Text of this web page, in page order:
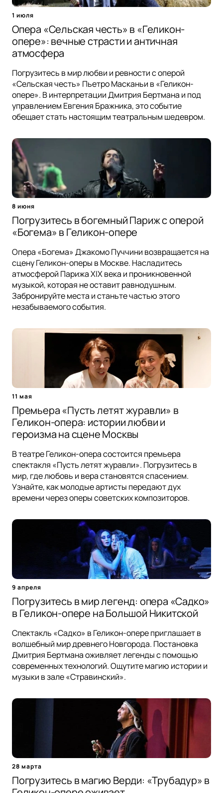
1 июля
Опера «Сельская честь» в «Геликон-
опере»: вечные страсти и античная
атмосфера
Погрузитесь в мир любви и ревности с оперой
«Сельская честь» Пьетро Масканьи в «Геликон-
опере». В интерпретации Дмитрия Бертмана и под
управлением Евгения Бражника, это событие
обещает стать настоящим театральным шедевром.
8 июня
Погрузитесь в богемный Париж с оперой
«Богема» в Геликон-опере
Опера «Богема» Джакомо Пуччини возвращается на
сцену Геликон-оперы в Москве. Насладитесь
атмосферой Парижа XIX века и проникновенной
музыкой, которая не оставит равнодушным.
Забронируйте места и станьте частью этого
незабываемого события.
11 мая
Премьера «Пусть летят журавли» в
Геликон-опера: истории любви и
героизма на сцене Москвы
В театре Геликон-опера состоится премьера
спектакля «Пусть летят журавли». Погрузитесь в
мир, где любовь и вера становятся спасением.
Узнайте, как молодые артисты передают дух
времени через оперы советских композиторов.
9 апреля
Погрузитесь в мир легенд: опера «Садко»
в Геликон-опере на Большой Никитской
Спектакль «Садко» в Геликон-опере приглашает в
волшебный мир древнего Новгорода. Постановка
Дмитрия Бертмана оживляет легенды с помощью
современных технологий. Ощутите магию истории и
музыки в зале «Стравинский».
28 марта
Погрузитесь в магию Верди: «Трубадур» в